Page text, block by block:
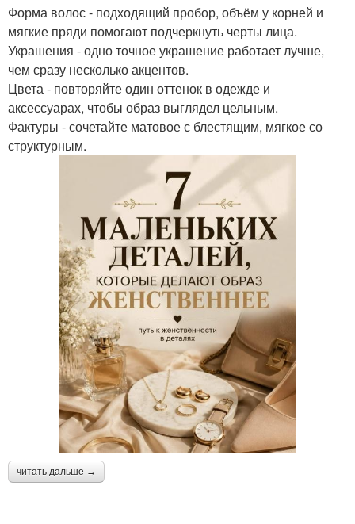
Форма волос - подходящий пробор, объём у корней и
мягкие пряди помогают подчеркнуть черты лица.
Украшения - одно точное украшение работает лучше,
чем сразу несколько акцентов.
Цвета - повторяйте один оттенок в одежде и
аксессуарах, чтобы образ выглядел цельным.
Фактуры - сочетайте матовое с блестящим, мягкое со
структурным.
читать дальше →